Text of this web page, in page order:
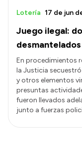
Juego ilegal:
desmantelados
Lotería 17 de jun
En procedimientos
la Justicia
y otros elementos
presuntas
fueron llevados
junto a fuerzas